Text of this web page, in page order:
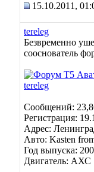
15.10.2011,
tereleg
Безвременно
сооснователь
Сообщений:
Регистрация:
Адрес:
Авто: Kasten
Год выпуска:
Двигатель: АХС